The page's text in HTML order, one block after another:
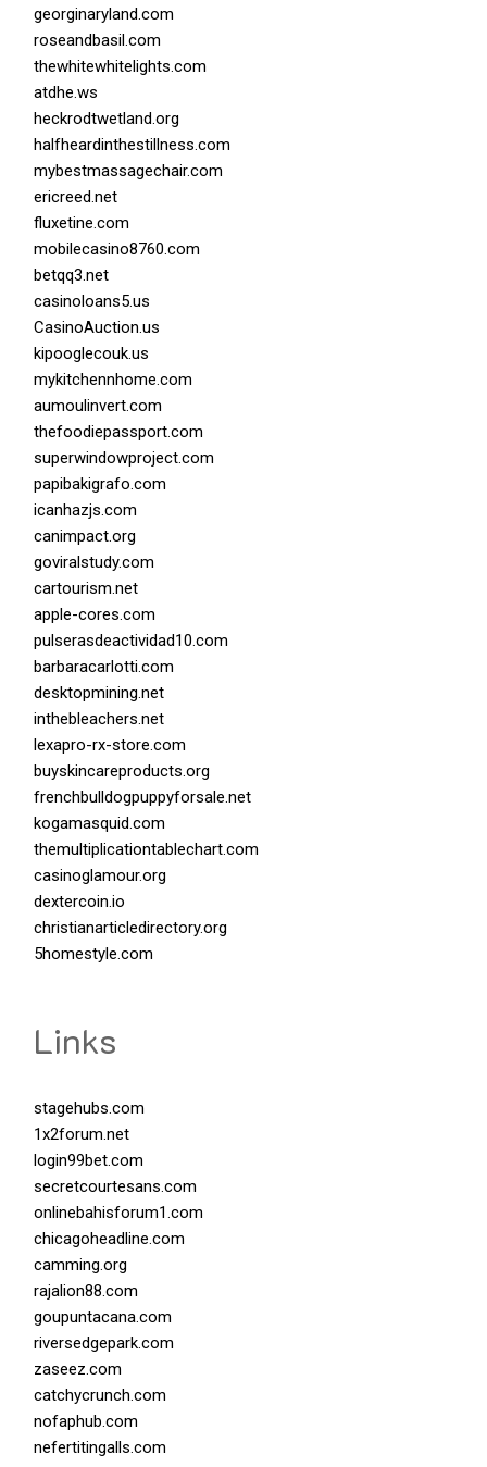
georginaryland.com
roseandbasil.com
thewhitewhitelights.com
atdhe.ws
heckrodtwetland.org
halfheardinthestillness.com
mybestmassagechair.com
ericreed.net
fluxetine.com
mobilecasino8760.com
betqq3.net
casinoloans5.us
CasinoAuction.us
kipooglecouk.us
mykitchennhome.com
aumoulinvert.com
thefoodiepassport.com
superwindowproject.com
papibakigrafo.com
icanhazjs.com
canimpact.org
goviralstudy.com
cartourism.net
apple-cores.com
pulserasdeactividad10.com
barbaracarlotti.com
desktopmining.net
inthebleachers.net
lexapro-rx-store.com
buyskincareproducts.org
frenchbulldogpuppyforsale.net
kogamasquid.com
themultiplicationtablechart.com
casinoglamour.org
dextercoin.io
christianarticledirectory.org
5homestyle.com
Links
stagehubs.com
1x2forum.net
login99bet.com
secretcourtesans.com
onlinebahisforum1.com
chicagoheadline.com
camming.org
rajalion88.com
goupuntacana.com
riversedgepark.com
zaseez.com
catchycrunch.com
nofaphub.com
nefertitingalls.com